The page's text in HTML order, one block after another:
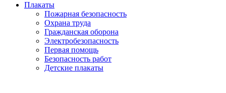
Плакаты
Пожарная безопасность
Охрана труда
Гражданская оборона
Электробезопасность
Первая помощь
Безопасность работ
Детские плакаты